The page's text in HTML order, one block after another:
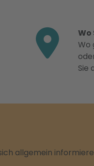
Wo
Wo
Sie
allgemein